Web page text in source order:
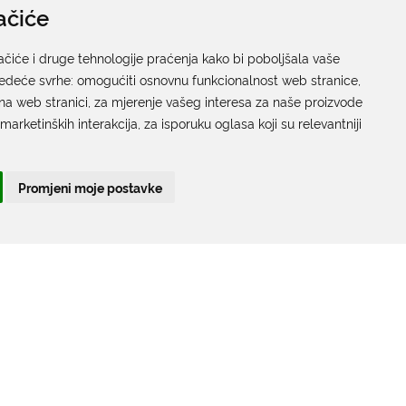
i druge tehnologije praćenja kako bi poboljšala vaše
svrhe: omogućiti osnovnu funkcionalnost web stranice
web stranici za mjerenje vašeg interesa za naše proizvode
interakcija za isporuku oglasa koji su relevantniji
Promjeni moje postavke
Pisarnica
Ured 205; rad sa strankama za sva upravna tijela
Grada Dubrovnika
Gundulićeva poljana 10, 20000 Dubrovnik
Radno vrijeme sa strankama:
T:+385 20 351 879